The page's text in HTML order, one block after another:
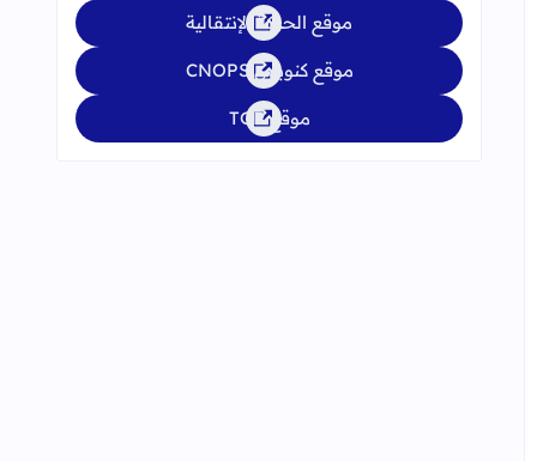
موقع الحركة الإنتقالية
موقع كنوبس CNOPS
موقع TGR